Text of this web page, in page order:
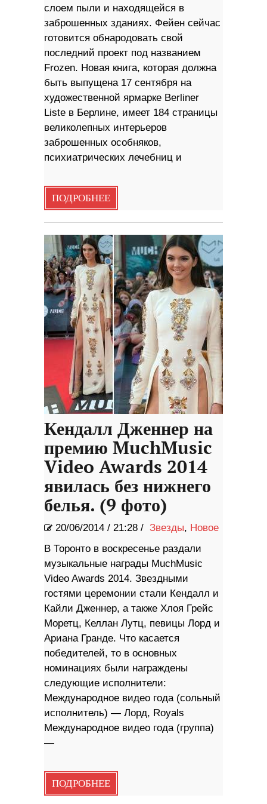
слоем пыли и находящейся в
заброшенных зданиях. Фейен сейчас
готовится обнародовать свой
последний проект под названием
Frozen. Новая книга, которая должна
быть выпущена 17 сентября на
художественной ярмарке Berliner
Liste в Берлине, имеет 184 страницы
великолепных интерьеров
заброшенных особняков,
психиатрических лечебниц и
ПОДРОБНЕЕ
Кендалл Дженнер на
премию MuchMusic
Video Awards 2014
явилась без нижнего
белья. (9 фото)
20/06/2014 / 21:28 / Звезды, Новое
В Торонто в воскресенье раздали
музыкальные награды MuchMusic
Video Awards 2014. Звездными
гостями церемонии стали Кендалл и
Кайли Дженнер, а также Хлоя Грейс
Моретц, Келлан Лутц, певицы Лорд и
Ариана Гранде. Что касается
победителей, то в основных
номинациях были награждены
следующие исполнители:
Международное видео года (сольный
исполнитель) — Лорд, Royals
Международное видео года (группа)
—
ПОДРОБНЕЕ